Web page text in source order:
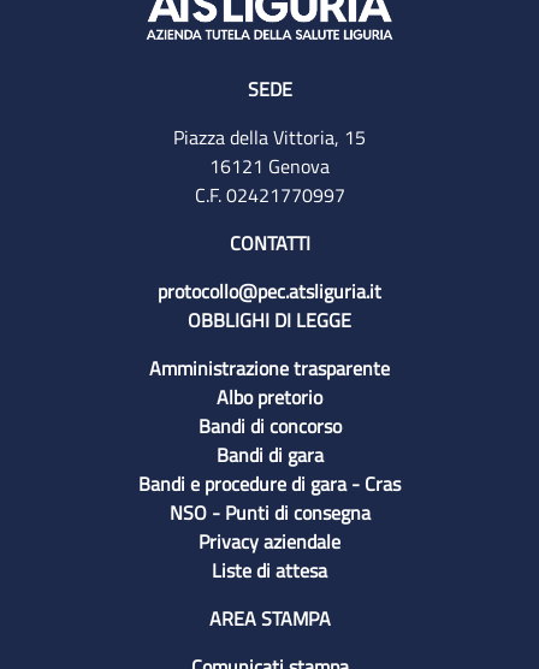
SEDE
Piazza della Vittoria, 15
16121 Genova
C.F. 02421770997
CONTATTI
protocollo@pec.atsliguria.it
OBBLIGHI DI LEGGE
Amministrazione trasparente
Albo pretorio
Bandi di concorso
Bandi di gara
Bandi e procedure di gara - Cras
NSO - Punti di consegna
Privacy aziendale
Liste di attesa
AREA STAMPA